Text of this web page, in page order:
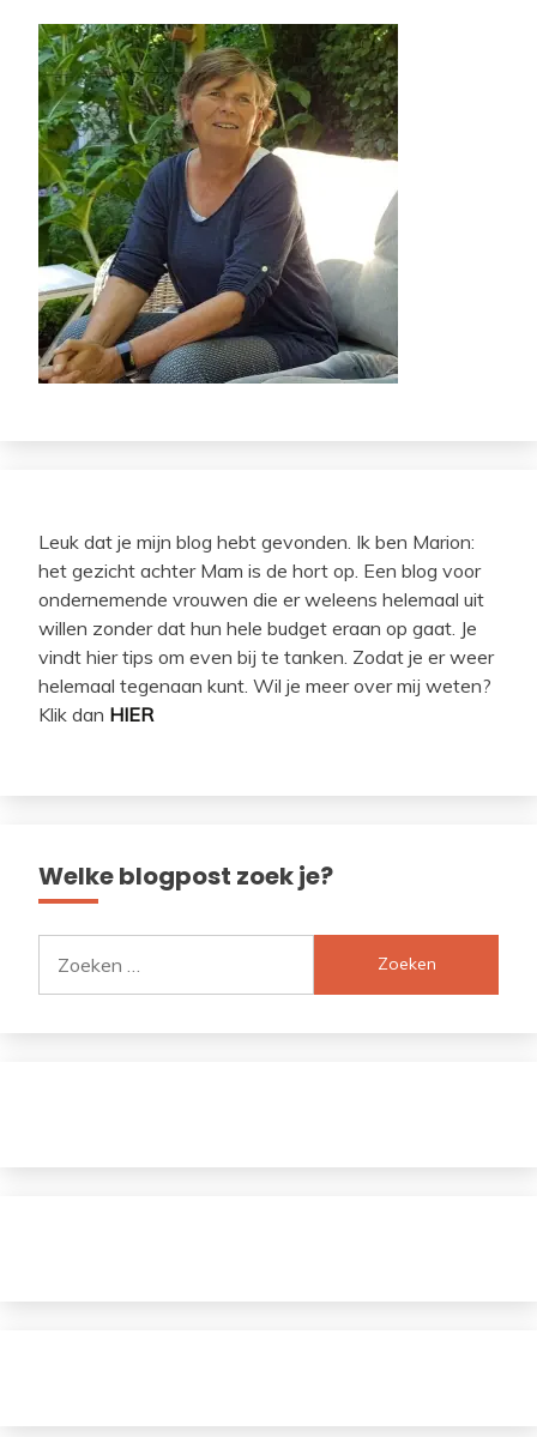
Leuk dat je mijn blog hebt gevonden. Ik ben Marion:
het gezicht achter Mam is de hort op. Een blog voor
ondernemende vrouwen die er weleens helemaal uit
willen zonder dat hun hele budget eraan op gaat. Je
vindt hier tips om even bij te tanken. Zodat je er weer
helemaal tegenaan kunt. Wil je meer over mij weten?
Klik dan HIER
Welke blogpost zoek je?
naar: